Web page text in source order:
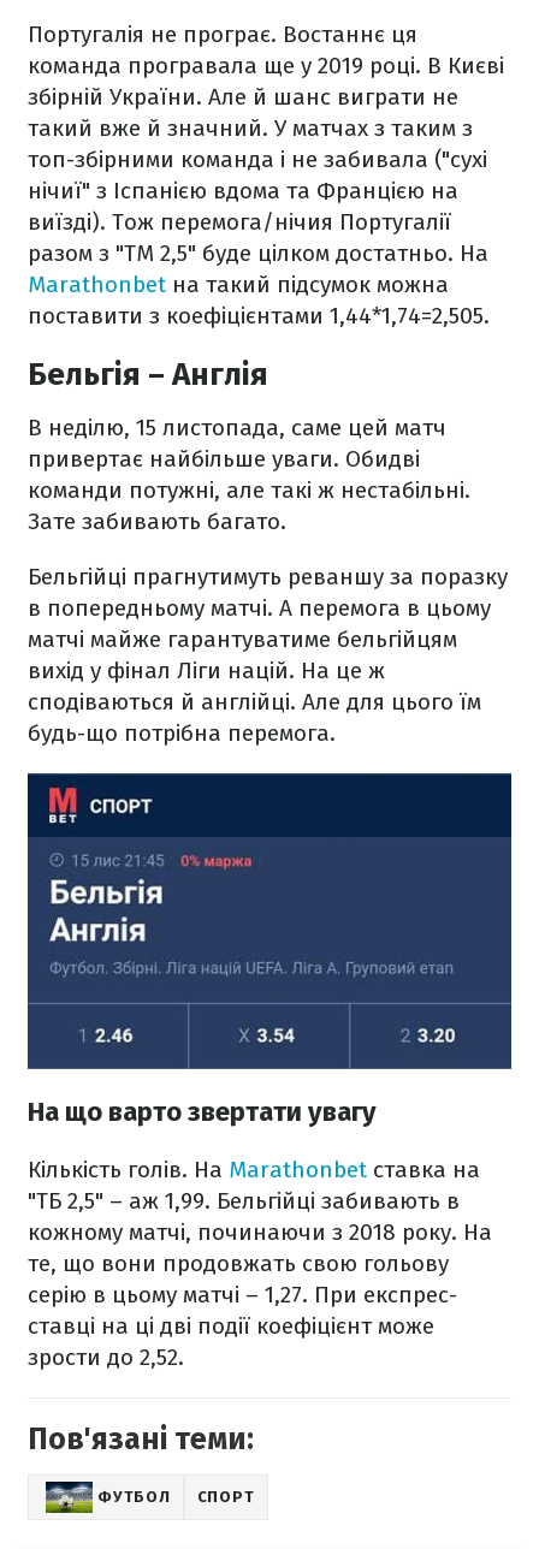
Португалія не програє. Востаннє ця
команда програвала ще у 2019 році. В Києві
збірній України. Але й шанс виграти не
такий вже й значний. У матчах з таким з
топ-збірними команда і не забивала ("сухі
нічиї" з Іспанією вдома та Францією на
виїзді). Тож перемога/нічия Португалії
разом з "ТМ 2,5" буде цілком достатньо. На
Marathonbet на такий підсумок можна
поставити з коефіцієнтами 1,44*1,74=2,505.
Бельгія – Англія
В неділю, 15 листопада, саме цей матч
привертає найбільше уваги. Обидві
команди потужні, але такі ж нестабільні.
Зате забивають багато.
Бельгійці прагнутимуть реваншу за поразку
в попередньому матчі. А перемога в цьому
матчі майже гарантуватиме бельгійцям
вихід у фінал Ліги націй. На це ж
сподіваються й англійці. Але для цього їм
будь-що потрібна перемога.
На що варто звертати увагу
Кількість голів. На Marathonbet ставка на
"ТБ 2,5" – аж 1,99. Бельгійці забивають в
кожному матчі, починаючи з 2018 року. На
те, що вони продовжать свою гольову
серію в цьому матчі – 1,27. При експрес-
ставці на ці дві події коефіцієнт може
зрости до 2,52.
Пов'язані теми:
ФУТБОЛ СПОРТ